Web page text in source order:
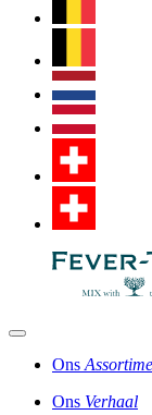
Ons
Ons Verhaal